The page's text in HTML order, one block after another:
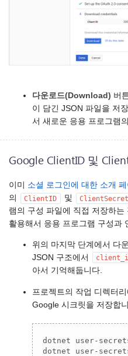
다운로드(Download) 버
이 담긴 JSON 파일을 저
서 새로운 응용 프로그램
Google ClientID 및
이미 소셜 로그인에 대한 소개 페
의
ClientID 및 ClientSecret
램의 구성 파일에 직접 저장하는
활용해서 응용 프로그램 구성과
위의 마지막 단계에서 다
JSON 구조에서
아서 기억해둡니다.
프로젝트의 작업 디렉터
Google 시크릿을 저장합
dotnet user-
dotnet user-